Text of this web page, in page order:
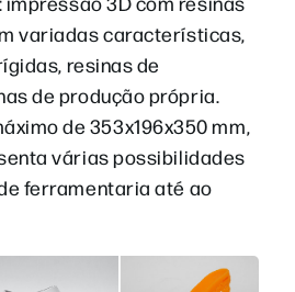
variadas características,
resinas de
de produção própria.
de 353x196x350 mm,
várias possibilidades
ferramentaria até ao